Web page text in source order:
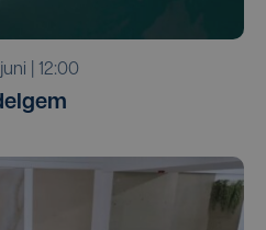
| 12:00